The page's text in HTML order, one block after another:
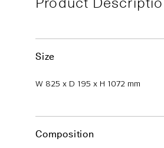
Size
W 825 x D 195 x H 1072 mm
Composition